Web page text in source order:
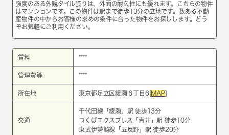
強度のある外観タイル張りは、外面の耐久性にも優れます。こちらの物件
はマンションです。この物件は駅まで徒歩13分の立地です。数ある不動
産物件の中からお客様の求めの条件に合った物件をお探しします。どう
ぞお気軽にご利用ください。
賃料 ****
管理費等 ****
所在地 東京都足立区綾瀬６丁目6[ MAP]
交通
千代田線 「綾瀬 」駅 徒歩13分
つくばエクスプレス
「 青井」駅 徒歩10分
東武伊勢崎線 「 五反野 」駅 徒歩20分